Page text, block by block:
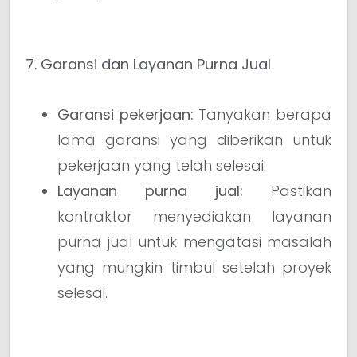
7. Garansi dan Layanan Purna Jual
Garansi pekerjaan: Tanyakan berapa
lama garansi yang diberikan untuk
pekerjaan yang telah selesai.
Layanan purna jual: Pastikan
kontraktor menyediakan layanan
purna jual untuk mengatasi masalah
yang mungkin timbul setelah proyek
selesai.